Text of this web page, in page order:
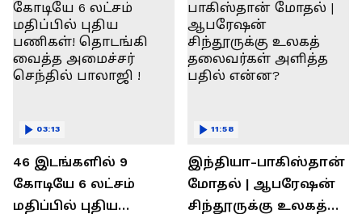
46 இடங்களில் 9
கோடியே 6 லட்சம்
மதிப்பில் புதிய
03:13
இந்தியா-பாகிஸ்தான்
மோதல் | ஆபரேஷன்
சிந்தூருக்கு உலகத்
11:58